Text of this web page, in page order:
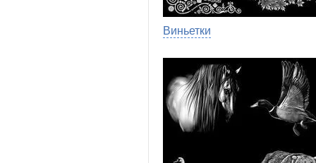
Виньетки